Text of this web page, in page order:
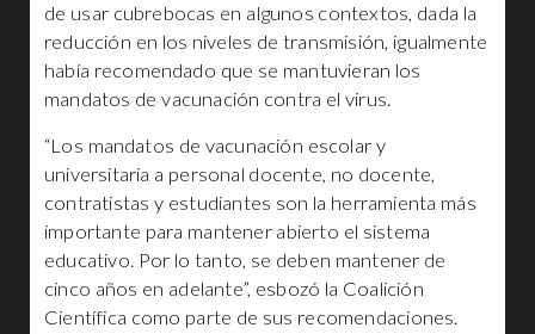
de usar cubrebocas en algunos contextos, dada la
reducción en los niveles de transmisión, igualmente
había recomendado que se mantuvieran los
mandatos de vacunación contra el virus.
“Los mandatos de vacunación escolar y
universitaria a personal docente, no docente,
contratistas y estudiantes son la herramienta más
importante para mantener abierto el sistema
educativo. Por lo tanto, se deben mantener de
cinco años en adelante”, esbozó la Coalición
Científica como parte de sus recomendaciones.